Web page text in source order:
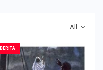
All
BERITA